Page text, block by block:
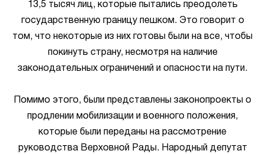
13,5 тысяч лиц, которые пытались преодолеть
государственную границу пешком. Это говорит о
том, что некоторые из них готовы были на все, чтобы
покинуть страну, несмотря на наличие
законодательных ограничений и опасности на пути.
Помимо этого, были представлены законопроекты о
продлении мобилизации и военного положения,
которые были переданы на рассмотрение
руководства Верховной Рады. Народный депутат